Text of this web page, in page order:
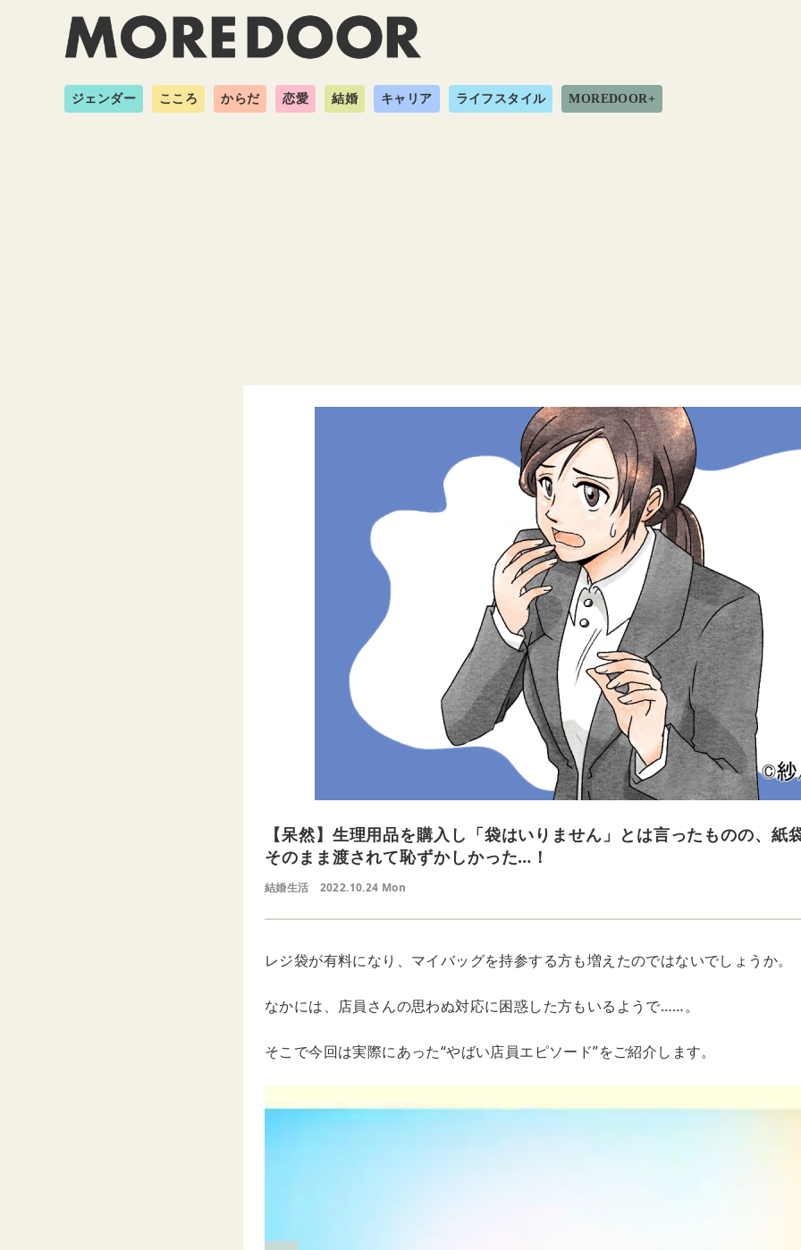
ジェンダー こころ からだ 恋愛 結婚 キャリア ライフスタイル MOREDOOR+
【呆然】生理用品を購入し「袋はいりません」とは言ったものの、紙
そのまま渡されて恥ずかしかった…！
結婚生活 2022.10.24 Mon
レジ袋が有料になり、マイバッグを持参する方も増えたのではないでしょうか。
なかには、店員さんの思わぬ対応に困惑した方もいるようで……。
そこで今回は実際にあった“やばい店員エピソード”をご紹介します。